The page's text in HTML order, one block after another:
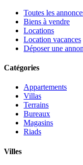
Toutes les
Biens à vendre
Locations
Location vacances
Déposer une
Catégories
Appartements
Villas
Terrains
Bureaux
Magasins
Riads
Villes